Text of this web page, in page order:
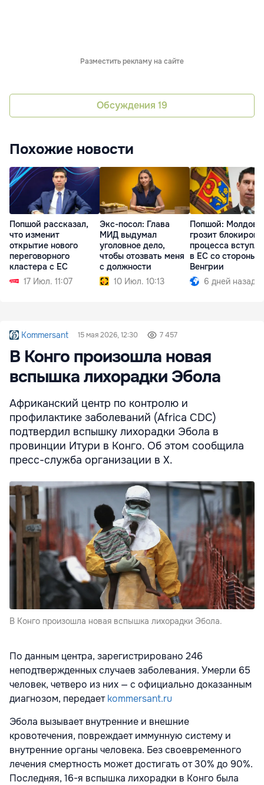
Разместить рекламу на сайте
Обсуждения 19
Похожие новости
Попшой рассказал,
что изменит
открытие нового
переговорного
кластера с ЕС
17 Июл. 11:07
Экс-посол: Глава
МИД выдумал
уголовное дело,
чтобы отозвать меня
с должности
10 Июл. 10:13
Попшой: Молдове
грозит
процесса
в ЕС со стороны
Венгрии
6 дней назад
Kommersant 15 мая 2026, 12:30 7 457
В Конго произошла новая
вспышка лихорадки Эбола
Африканский центр по контролю и
профилактике заболеваний (Africa CDC)
подтвердил вспышку лихорадки Эбола в
провинции Итури в Конго. Об этом сообщила
пресс-служба организации в X.
В Конго произошла новая вспышка лихорадки Эбола.
По данным центра, зарегистрировано 246
неподтвержденных случаев заболевания. Умерли 65
человек, четверо из них — с официально доказанным
диагнозом, передаетkommersant.ru
Эбола вызывает внутренние и внешние
кровотечения, повреждает иммунную систему и
внутренние органы человека. Без своевременного
лечения смертность может достигать от 30% до 90%.
Последняя, 16-я вспышка лихорадки в Конго была